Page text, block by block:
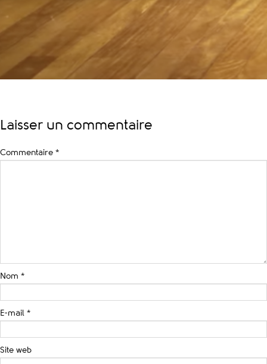
Laisser un commentaire
Commentaire *
Nom *
E-mail *
Site web